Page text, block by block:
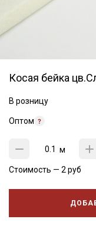
Косая бейка
В розницу
Оптом
м
Стоимость — 2 руб